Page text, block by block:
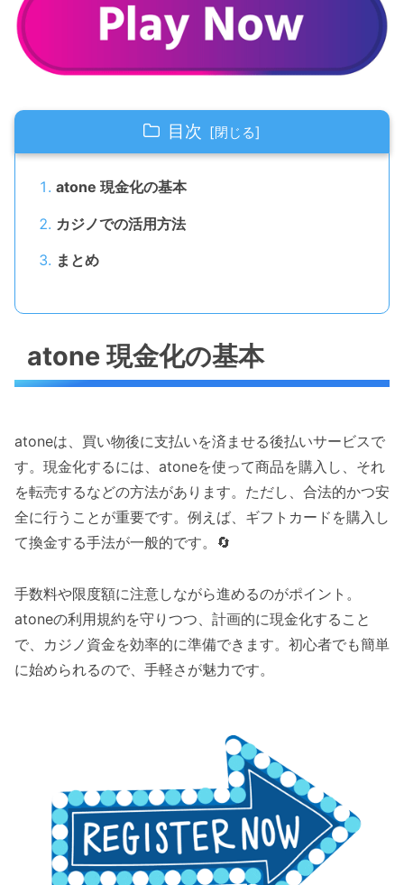
目次
atone 現金化の基本
カジノでの活用方法
まとめ
atone 現金化の基本
atoneは、買い物後に支払いを済ませる後払いサービスで
す。現金化するには、atoneを使って商品を購入し、それ
を転売するなどの方法があります。ただし、合法的かつ安
全に行うことが重要です。例えば、ギフトカードを購入し
て換金する手法が一般的です。🔄
手数料や限度額に注意しながら進めるのがポイント。
atoneの利用規約を守りつつ、計画的に現金化すること
で、カジノ資金を効率的に準備できます。初心者でも簡単
に始められるので、手軽さが魅力です。